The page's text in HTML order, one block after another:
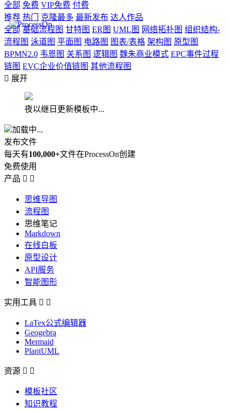
全部 免费 VIP免费 付费
推荐 热门 克隆最多 最新发布 达人作品
全部 基础流程图 甘特图 ER图 UML图 网络拓扑图 组织结构-
流程图 泳道图 平面图 电路图 图表/表格 架构图 原型图
BPMN2.0 韦恩图 关系图 逻辑图 魏朱商业模式 EPC事件过程
链图 EVC企业价值链图 其他流程图
 展开
夜以继日更新模板中...
加载中...
发布文件
每天有100,000+文件在ProcessOn创建
免费使用
产品  
思维导图
流程图
思维笔记
Markdown
在线白板
原型设计
API服务
智能图形
实用工具  
LaTex公式编辑器
Geogebra
Mermaid
PlantUML
资源  
模板社区
知识教程